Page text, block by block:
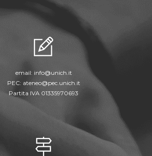
email: info@unich.it
PEC: ateneo@pec.unich.it
Partita IVA 01335970693